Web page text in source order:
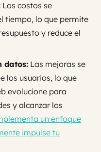
Los costos se
tiempo, lo que permite
y reduce el
datos: Las mejoras se
los usuarios, lo que
evolucione para
y alcanzar los
un enfoque
impulse tu